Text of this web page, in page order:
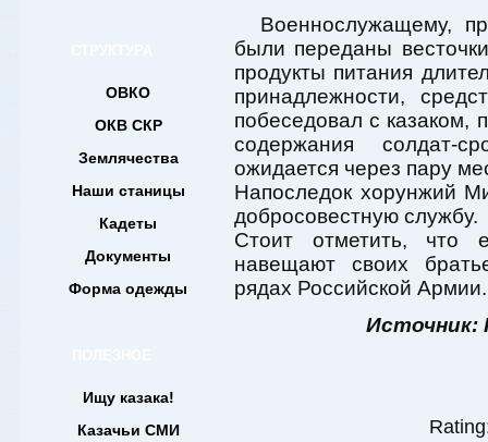
ОВКО
ОКВ СКР
Землячества
Наши станицы
Кадеты
Документы
Форма одежды
Ищу казака!
Казачьи СМИ
Военнослужащему,
были переданы
продукты питания
принадлежности,
побеседовал с казаком,
содержания солдат-
ожидается через пару
Напоследок хорунжий
добросовестную службу.
Стоит отметить, что
навещают своих
рядах Российской Армии.
Источник: